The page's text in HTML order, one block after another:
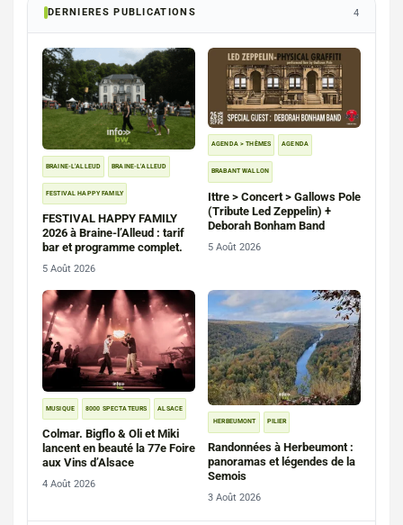
DERNIERES PUBLICATIONS 4
BRAINE-L'ALLEUD BRAINE-L'ALLEUD
FESTIVAL HAPPY FAMILY
FESTIVAL HAPPY FAMILY
2026 à Braine-l’Alleud : tarif
bar et programme complet.
5 Août 2026
AGENDA > THÈMES AGENDA
BRABANT WALLON
Ittre > Concert > Gallows Pole
(Tribute Led Zeppelin) +
Deborah Bonham Band
5 Août 2026
MUSIQUE 8000 SPECTATEURS ALSACE
Colmar. Bigflo & Oli et Miki
lancent en beauté la 77e Foire
aux Vins d’Alsace
4 Août 2026
HERBEUMONT PILIER
Randonnées à Herbeumont :
panoramas et légendes de la
Semois
3 Août 2026